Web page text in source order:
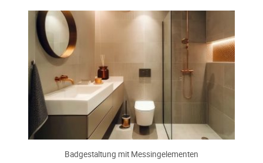
Badgestaltung mit Messingelementen